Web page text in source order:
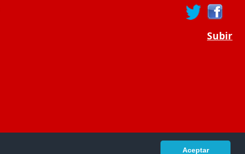
Aceptar
Subir